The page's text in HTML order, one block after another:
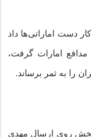
کار دست اماراتی‌ها داد
امارات گرفت،
را به ثمر برساند.
روی ارسال مهدی